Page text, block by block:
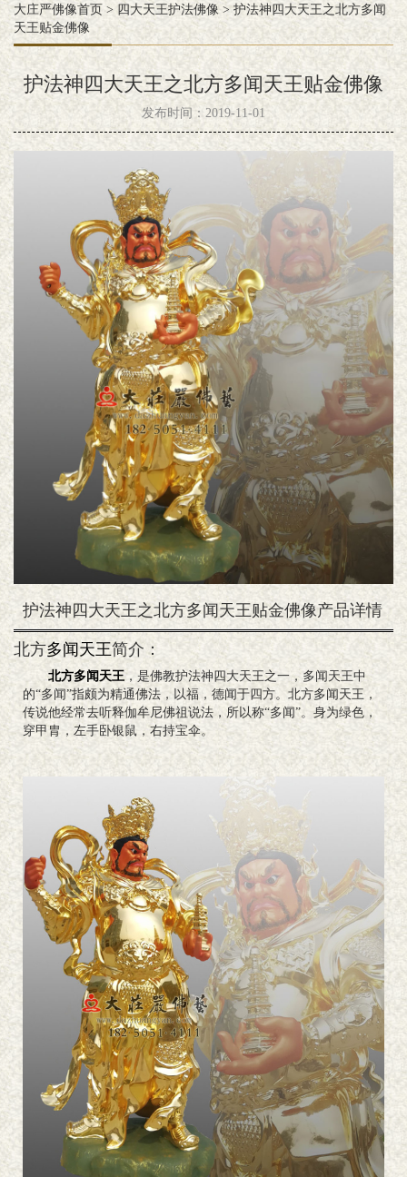
大庄严佛像首页 > 四大天王护法佛像 > 护法神四大天王之北方多闻
天王贴金佛像
护法神四大天王之北方多闻天王贴金佛像
发布时间：2019-11-01
护法神四大天王之北方多闻天王贴金佛像产品详情
北方多闻天王简介：
北方多闻天王，是佛教护法神四大天王之一，多闻天王中
的“多闻”指颇为精通佛法，以福，德闻于四方。北方多闻天王，
传说他经常去听释伽牟尼佛祖说法，所以称“多闻”。身为绿色，
穿甲胄，左手卧银鼠，右持宝伞。